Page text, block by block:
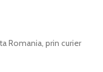
Romania, prin curier